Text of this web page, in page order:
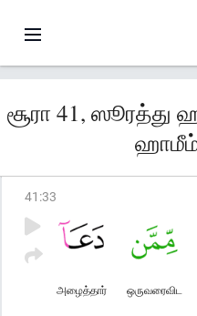
சூரா 41, ஸூரத்து
41 :33
ஒருவரைவிட
அழைத்தார்